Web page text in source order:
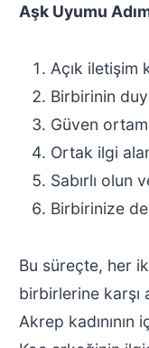
Aşk Uyumu
Açık iletişim
Birbirinin
Güven
Ortak ilgi
Sabırlı olun
Birbirinize
Bu süreçte, her
birbirlerine karşı
Akrep kadınının